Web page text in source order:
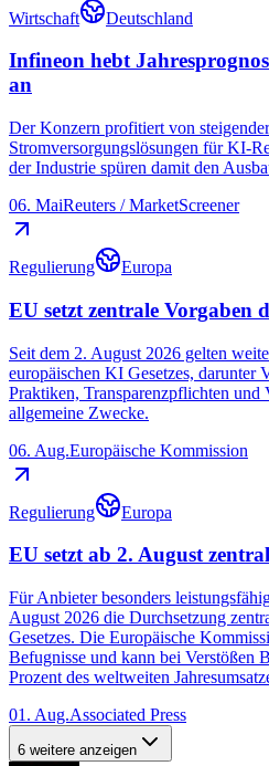
Wirtschaft Deutschland
Infineon hebt
an
Der Konzern profitiert von
Stromversorgungslösungen für KI-
der Industrie spüren damit den
06. MaiReuters / MarketScreener
Regulierung Europa
EU setzt zentrale Vorgaben
Seit dem 2. August 2026 gelten
europäischen KI Gesetzes, darunter
Praktiken, Transparenzpflichten
allgemeine Zwecke.
06. Aug.Europäische Kommission
Regulierung Europa
EU setzt ab 2. August
Für Anbieter besonders
August 2026 die Durchsetzung
Gesetzes. Die Europäische
Befugnisse und kann bei Verstößen
Prozent des weltweiten
01. Aug.Associated Press
6 weitere anzeigen